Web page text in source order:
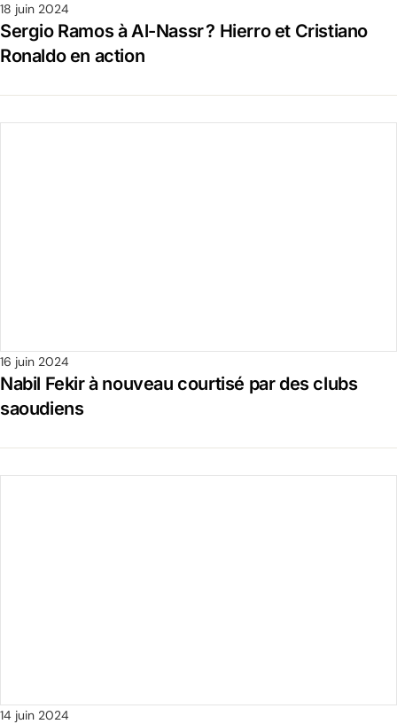
18 juin 2024
Sergio Ramos à Al-Nassr ? Hierro et Cristiano
Ronaldo en action
16 juin 2024
Nabil Fekir à nouveau courtisé par des clubs
saoudiens
14 juin 2024